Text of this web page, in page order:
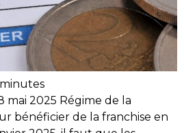
minutes
mai 2025 Régime de la
bénéficier de la franchise en